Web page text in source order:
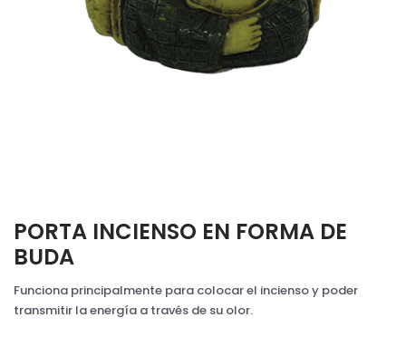
PORTA INCIENSO EN FORMA DE
BUDA
Funciona principalmente para colocar el incienso y poder
transmitir la energía a través de su olor.